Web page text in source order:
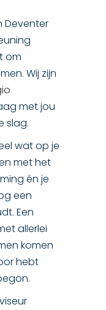
Deventer
om
Wij zijn
met jou
slag.
wat op je
met het
én je
een
Een
allerlei
komen
hebt